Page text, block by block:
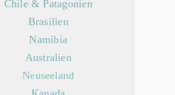
Chile & Patagonien
Brasilien
Namibia
Australien
Neuseeland